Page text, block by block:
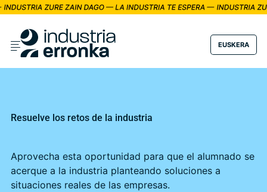
EUSKERA
Resuelve los retos de la industria
Aprovecha esta oportunidad para que el alumnado se
acerque a la industria planteando soluciones a
situaciones reales de las empresas.